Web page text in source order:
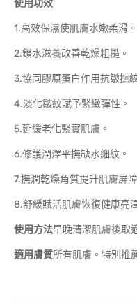
使用功效
1.高效保濕使肌膚水嫩柔滑。
2.鎖水滋養改善乾燥粗糙。
3.協同膠原蛋白作用抗皺撫
4.淡化皺紋賦予緊緻彈性。
5.延緩老化緊實肌膚。
6.修護潤澤平撫缺水細紋。
7.撫潤乾燥角質提升肌膚屏障
8.舒緩賦活肌膚恢復健康亮
使用方法早晚清潔肌膚後取
適用膚質所有肌膚。特別推